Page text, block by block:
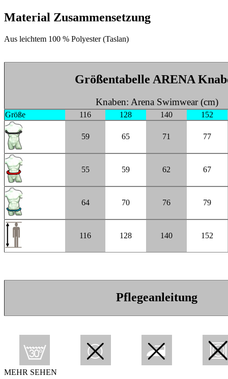
Material Zusammensetzung
Aus leichtem 100 % Polyester (Taslan)
Größentabelle ARENA
Knaben: Arena Swimwear (cm)
Größe 116 128 140 152
59 65 71 77
55 59 62 67
64 70 76 79
116 128 140 152
Pflegeanleitung
MEHR SEHEN